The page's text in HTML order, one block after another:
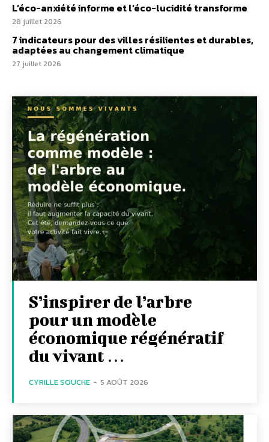
L’éco-anxiété informe et l’éco-lucidité transforme
28 juillet 2026
7 indicateurs pour des villes résilientes et durables,
adaptées au changement climatique
27 juillet 2026
S’inspirer de l’arbre
pour un modèle
économique régénératif
du vivant …
CYRILLE SOUCHE - 5 AOÛT 2026